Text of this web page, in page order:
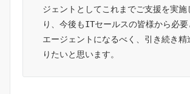
ジェントとしてこれまでご支援を実施
り、今後もITセールスの皆様から必要
エージェントになるべく、引き続き精
りたいと思います。